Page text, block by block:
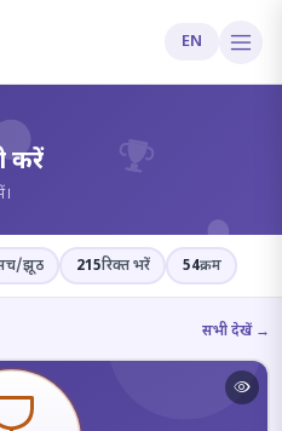
EN
?
करें
झूठ 215रिक्त भरें 54क्रम
सभी देखें →